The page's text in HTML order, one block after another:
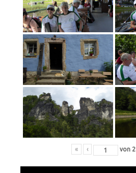
« ‹ von 2